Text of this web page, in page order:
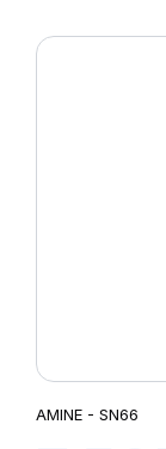
AMINE - SN66